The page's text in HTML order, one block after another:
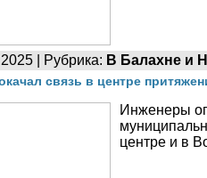
| Рубрика: В Балахне и
связь в центре
Инженеры
центре и в